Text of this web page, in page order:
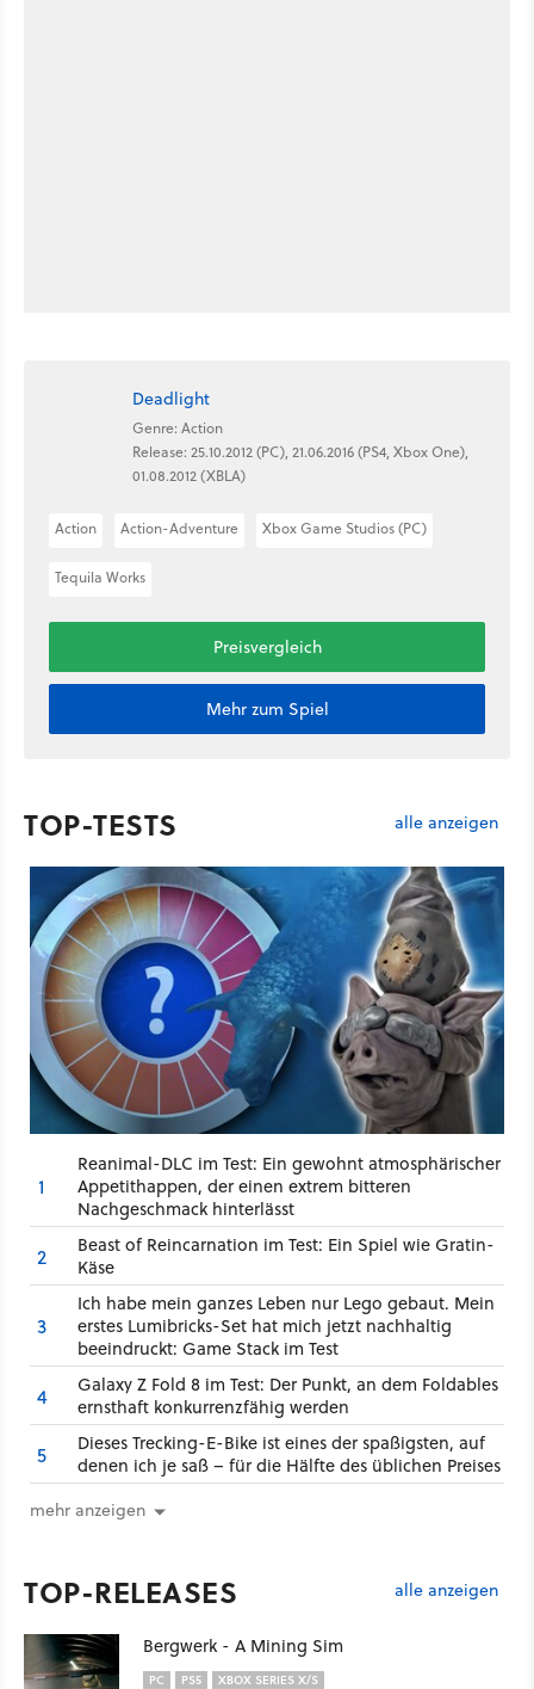
Deadlight
Genre: Action
Release: 25.10.2012 (PC), 21.06.2016 (PS4, Xbox One),
01.08.2012 (XBLA)
Action Action-Adventure Xbox Game Studios (PC)
Tequila Works
Preisvergleich
Mehr zum Spiel
TOP-TESTS alle anzeigen
1
Reanimal-DLC im Test: Ein gewohnt atmosphärischer
Appetithappen, der einen extrem bitteren
Nachgeschmack hinterlässt
2
Beast of Reincarnation im Test: Ein Spiel wie Gratin-
Käse
3
Ich habe mein ganzes Leben nur Lego gebaut. Mein
erstes Lumibricks-Set hat mich jetzt nachhaltig
beeindruckt: Game Stack im Test
4
Galaxy Z Fold 8 im Test: Der Punkt, an dem Foldables
ernsthaft konkurrenzfähig werden
5
Dieses Trecking-E-Bike ist eines der spaßigsten, auf
denen ich je saß – für die Hälfte des üblichen Preises
mehr anzeigen
TOP-RELEASES alle anzeigen
Bergwerk - A Mining Sim
PC PS5 XBOX SERIES X/S